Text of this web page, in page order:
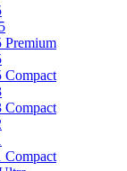
Premium
Compact
Compact
Compact